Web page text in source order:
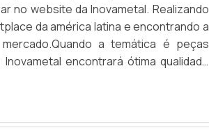
no website da Inovametal. Realizando
da américa latina e encontrando a
a temática é peças
encontrará ótima qualidade
com qualidade certificada.DETALHE...